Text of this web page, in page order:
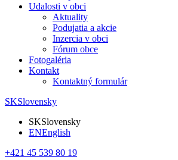
Udalosti v obci
Aktuality
Podujatia a akcie
Inzercia v obci
Fórum obce
Fotogaléria
Kontakt
Kontaktný formulár
SKSlovensky
SKSlovensky
ENEnglish
+421 45 539 80 19